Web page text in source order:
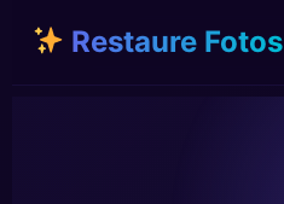
Restaure Fotos